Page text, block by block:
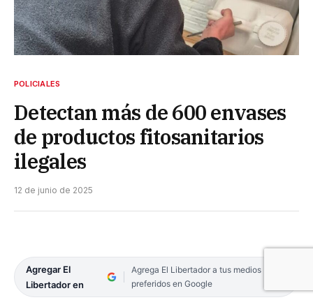
POLICIALES
Detectan más de 600 envases
de productos fitosanitarios
ilegales
12 de junio de 2025
Agregar El
Libertador en
Agrega El Libertador a tus medios
preferidos en Google